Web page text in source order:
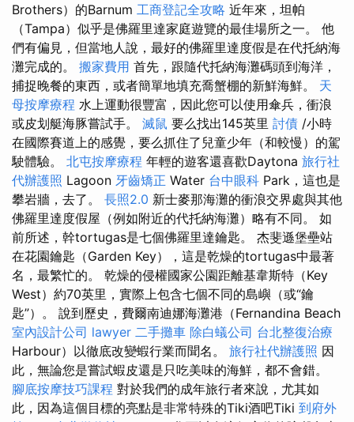
Brothers）的Barnum 工商登記全攻略 近年來，坦帕
（Tampa）似乎是佛羅里達家庭遊覽的最佳場所之一。 他
們有偏見，但當地人說，最好的佛羅里達度假是在代托納海
灘完成的。 搬家費用 首先，跟隨代托納海灘碼頭到海洋，
捕捉晚餐的東西，或者簡單地填充喬蟹棚的新鮮海鮮。 天
母按摩療程 水上運動很豐富，因此您可以使用傘兵，衝浪
或皮划艇海豚嘗試手。 滅鼠 要么找出145英里 討債 /小時
在國際賽道上的感覺，要么抓住了兒童少年（和較慢）的駕
駛體驗。 北屯按摩療程 年輕的遊客還喜歡Daytona 旅行社
代辦護照 Lagoon 牙齒矯正 Water 台中眼科 Park，這也是
攀岩牆，去了。 長照2.0 新士麥那海灘的衝浪交界處與其他
佛羅里達度假屋（例如附近的代托納海灘）略有不同。 如
前所述，幹tortugas是七個佛羅里達鑰匙。 杰斐遜堡壘站
在花園鑰匙（Garden Key），這是乾燥的tortugas中最著
名，最繁忙的。 乾燥的侵權國家公園距離基韋斯特（Key
West）約70英里，實際上包含七個不同的島嶼（或“鑰
匙”）。 說到歷史，費爾南迪娜海灘港（Fernandina Beach
室內設計公司 lawyer 二手攤車 除白蟻公司 台北整復治療
Harbour）以徹底改變蝦行業而聞名。 旅行社代辦護照 因
此，無論您是嘗試蝦皮還是只吃美味的海鮮，都不會錯。
腳底按摩技巧課程 對於我們的成年旅行者來說，尤其如
此，因為這個目標的亮點是非常特殊的Tiki酒吧Tiki 到府外